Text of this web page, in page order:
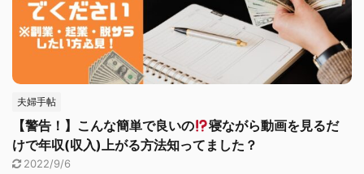
夫婦手帖
【警告！】こんな簡単で良いの
寝ながら動画を見るだ
けで年収(収入)上がる方法知ってました？
2022/9/6